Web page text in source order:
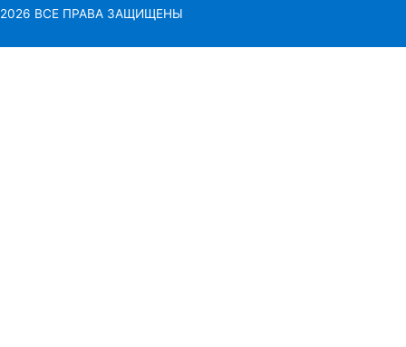
2026 ВСЕ ПРАВА ЗАЩИЩЕНЫ